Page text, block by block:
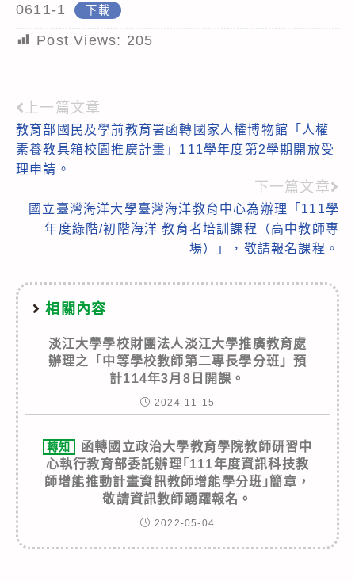
0611-1 下載
Post Views: 205
Read
more
articles
上一篇文章
教育部國民及學前教育署函轉國家人權博物館「人權
素養教具箱校園推廣計畫」111學年度第2學期開放受
理申請。
下一篇文章
國立臺灣海洋大學臺灣海洋教育中心為辦理「111學
年度綠階/初階海洋 教育者培訓課程（高中教師專
場）」，敬請報名課程。
相關內容
淡江大學學校財團法人淡江大學推廣教育處
辦理之「中等學校教師第二專長學分班」預
計114年3月8日開課。
2024-11-15
轉知
函轉國立政治大學教育學院教師研習中
心執行教育部委託辦理｢111年度資訊科技教
師增能推動計畫資訊教師增能學分班｣簡章，
敬請資訊教師踴躍報名。
2022-05-04